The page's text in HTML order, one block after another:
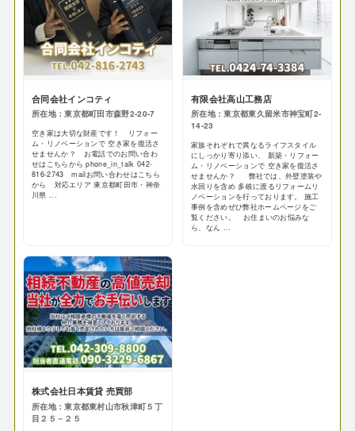
合同会社インコティ
所在地：東京都町田市森野2-20-7
空き家は大切な財産です！ リフォー
ム・リノベーションで 空き家を復活さ
せませんか？ お電話でのお問い合わ
せはこちらから phone_in_talk 042-
816-2743 mailお問い合わせはこちら
から 対応エリア 東京都町田市・神奈
川県 ...
有限会社高山工務店
所在地：東京都東久留米市神宝町2-
14-23
家族それぞれで異なるライフスタイル
にしっかり寄り添い、 新築・リフォー
ム・リノベーションで 空き家を復活さ
せませんか？ 弊社では、外壁塗装や
水回りを含め 多岐に渡るリフォームリ
ノベーションを行っております。 施工
事例を含めぜひ弊社ホームページをご
覧ください。 お住まいのお悩みな
ら、なん ...
株式会社日本賃貸 売買部
所在地：東京都東村山市秋津町５丁
目２５－２５